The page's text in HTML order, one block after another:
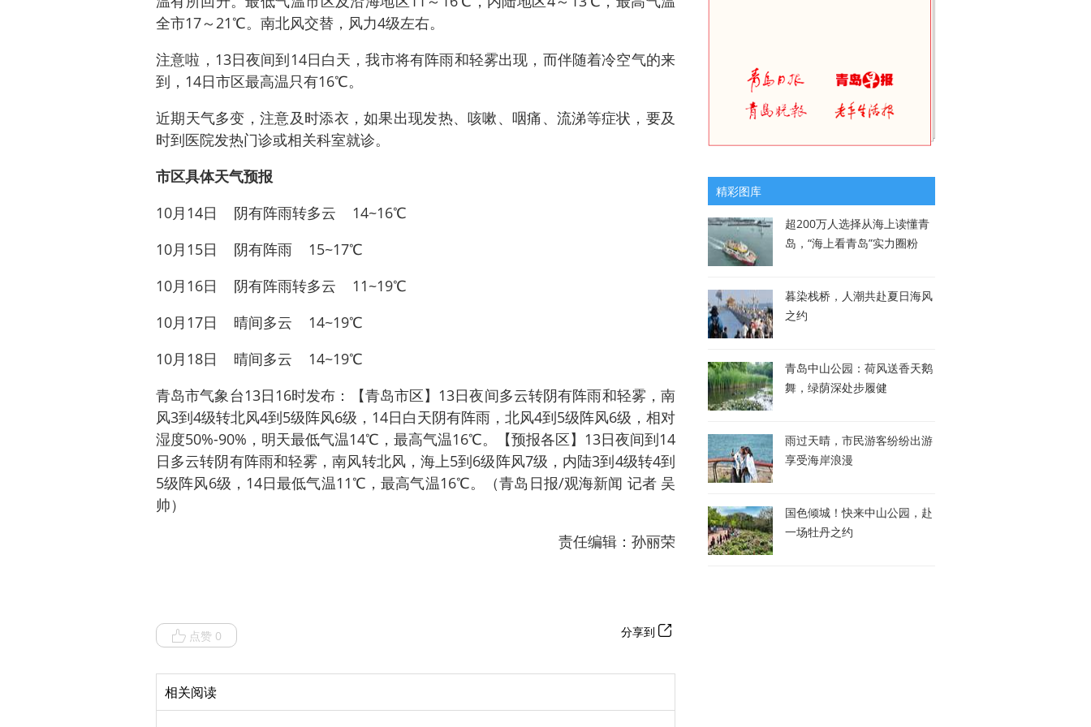
全市17～21℃。南北风交替，风力4级左右。
注意啦，13日夜间到14日白天，我市将有阵雨和轻雾出现，而伴随着冷空气的来
到，14日市区最高温只有16℃。
近期天气多变，注意及时添衣，如果出现发热、咳嗽、咽痛、流涕等症状，要及
时到医院发热门诊或相关科室就诊。
市区具体天气预报
10月14日 阴有阵雨转多云 14~16℃
10月15日 阴有阵雨 15~17℃
10月16日 阴有阵雨转多云 11~19℃
10月17日 晴间多云 14~19℃
10月18日 晴间多云 14~19℃
青岛市气象台13日16时发布：【青岛市区】13日夜间多云转阴有阵雨和轻雾，南
风3到4级转北风4到5级阵风6级，14日白天阴有阵雨，北风4到5级阵风6级，相对
湿度50%-90%，明天最低气温14℃，最高气温16℃。【预报各区】13日夜间到14
日多云转阴有阵雨和轻雾，南风转北风，海上5到6级阵风7级，内陆3到4级转4到
5级阵风6级，14日最低气温11℃，最高气温16℃。（青岛日报/观海新闻 记者 吴
帅）
责任编辑：孙丽荣
点赞 0 分享到
相关阅读
精彩图库
超200万人选择从海上读懂青
岛，“海上看青岛”实力圈粉
暮染栈桥，人潮共赴夏日海风
之约
青岛中山公园：荷风送香天鹅
舞，绿荫深处步履健
雨过天晴，市民游客纷纷出游
享受海岸浪漫
国色倾城！快来中山公园，赴
一场牡丹之约